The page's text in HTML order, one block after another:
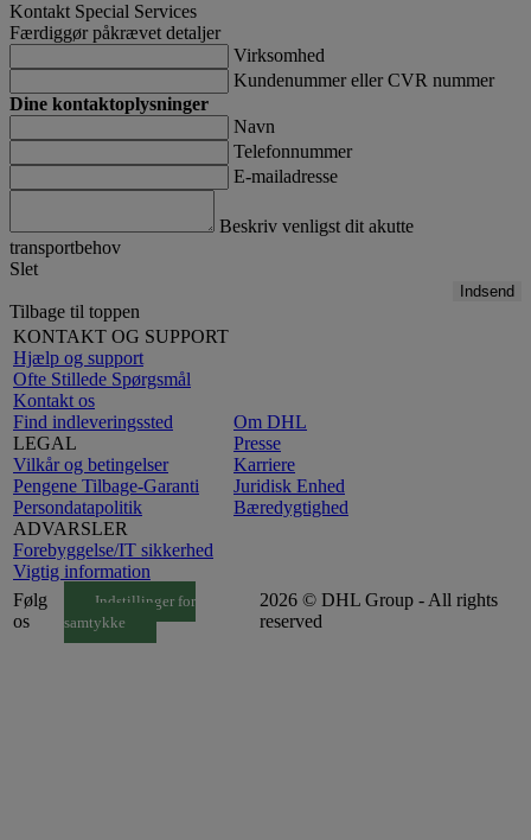
Kontakt Special Services
Færdiggør påkrævet detaljer
Virksomhed
Kundenummer eller CVR nummer
Dine kontaktoplysninger
Navn
Telefonnummer
E-mailadresse
Beskriv venligst dit akutte
transportbehov
Slet
Indsend
Tilbage til toppen
KONTAKT OG SUPPORT
Hjælp og support
Ofte Stillede Spørgsmål
Kontakt os
Find indleveringssted
LEGAL
Vilkår og betingelser
Pengene Tilbage-Garanti
Persondatapolitik
ADVARSLER
Forebyggelse/IT sikkerhed
Vigtig information
Om DHL
Presse
Karriere
Juridisk Enhed
Bæredygtighed
Følg
os
Indstillinger for
samtykke
2026 © DHL Group - All rights
reserved